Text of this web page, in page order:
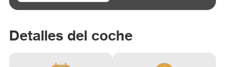
Detalles del coche